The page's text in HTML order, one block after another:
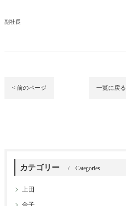
副社長
< 前のページ 一覧に戻る
カテゴリー Categories
上田